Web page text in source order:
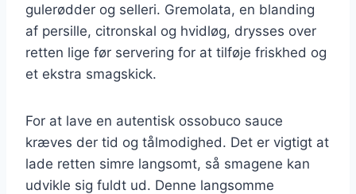
gulerødder og selleri. Gremolata, en blanding
af persille, citronskal og hvidløg, drysses over
retten lige før servering for at tilføje friskhed og
et ekstra smagskick.
For at lave en autentisk ossobuco sauce
kræves der tid og tålmodighed. Det er vigtigt at
lade retten simre langsomt, så smagene kan
udvikle sig fuldt ud. Denne langsomme